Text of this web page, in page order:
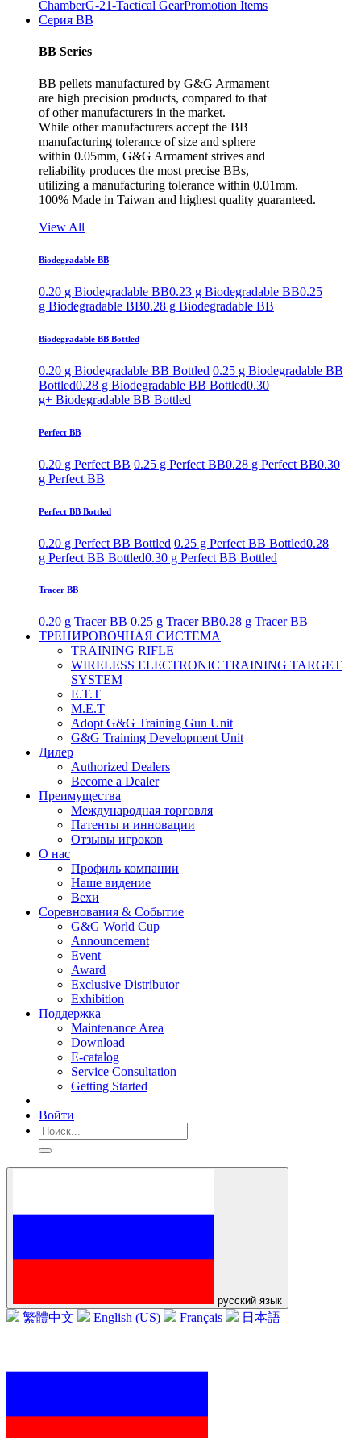
ChamberG-21-Tactical GearPromotion Items
Серия BB
BB Series
BB pellets manufactured by G&G Armament
are high precision products, compared to that
of other manufacturers in the market.
While other manufacturers accept the BB
manufacturing tolerance of size and sphere
within 0.05mm, G&G Armament strives and
reliability produces the most precise BBs,
utilizing a manufacturing tolerance within 0.01mm.
100% Made in Taiwan and highest quality guaranteed.
View All
Biodegradable BB
0.20 g Biodegradable BB0.23 g Biodegradable BB0.25
g Biodegradable BB0.28 g Biodegradable BB
Biodegradable BB Bottled
0.20 g Biodegradable BB Bottled 0.25 g Biodegradable BB
Bottled0.28 g Biodegradable BB Bottled0.30
g+ Biodegradable BB Bottled
Perfect BB
0.20 g Perfect BB 0.25 g Perfect BB0.28 g Perfect BB0.30
g Perfect BB
Perfect BB Bottled
0.20 g Perfect BB Bottled 0.25 g Perfect BB Bottled0.28
g Perfect BB Bottled0.30 g Perfect BB Bottled
Tracer BB
0.20 g Tracer BB 0.25 g Tracer BB0.28 g Tracer BB
ТРЕНИРОВОЧНАЯ СИСТЕМА
TRAINING RIFLE
WIRELESS ELECTRONIC TRAINING TARGET
SYSTEM
E.T.T
M.E.T
Adopt G&G Training Gun Unit
G&G Training Development Unit
Дилер
Authorized Dealers
Become a Dealer
Преимущества
Международная торговля
Патенты и инновации
Отзывы игроков
О нас
Профиль компании
Наше видение
Вехи
Соревнования & Событие
G&G World Cup
Announcement
Event
Award
Exclusive Distributor
Exhibition
Поддержка
Maintenance Area
Download
E-catalog
Service Consultation
Getting Started
Войти
русский язык
繁體中文 English (US) Français 日本語